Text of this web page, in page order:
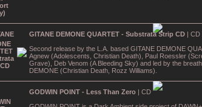
GITANE DEMONE QUARTET - Substrata Strip CD | CD
Second release by the L.A. based GITANE DEMONE
Agnew (Adolescents, Christian Death), Paul Roessler
Grave), Deb Venom (A Bleeding Sky) and led by the
DEMONE (Christian Death, Rozz Williams).
GODWIN POINT - Less Than Zero | CD